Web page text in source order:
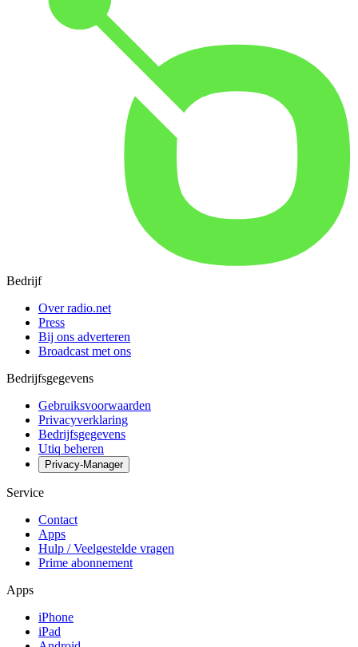
Bedrijf
Over radio.net
Press
Bij ons adverteren
Broadcast met ons
Bedrijfsgegevens
Gebruiksvoorwaarden
Privacyverklaring
Bedrijfsgegevens
Utiq beheren
Privacy-Manager
Service
Contact
Apps
Hulp / Veelgestelde vragen
Prime abonnement
Apps
iPhone
iPad